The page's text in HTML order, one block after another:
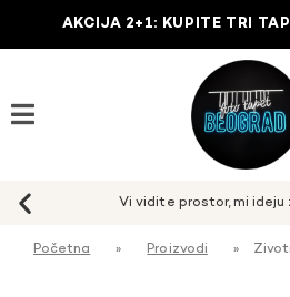
AKCIJA 2+1: KUPITE TRI
Početna » Proizvodi »